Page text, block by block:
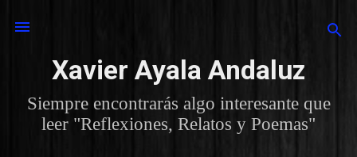
Xavier Ayala Andaluz
Siempre encontrarás algo interesante que
leer "Reflexiones, Relatos y Poemas"